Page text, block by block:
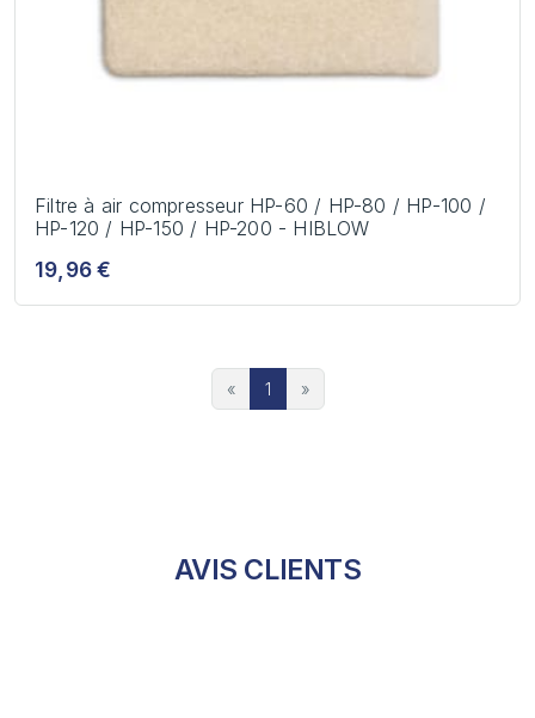
Filtre à air compresseur HP-60 / HP-80 / HP-100 /
HP-120 / HP-150 / HP-200 - HIBLOW
19,96 €
« 1 »
AVIS CLIENTS